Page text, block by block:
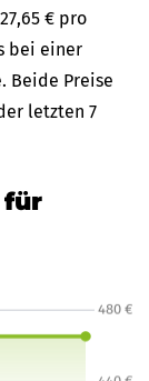
€ pro
bei einer
Beide Preise
letzten 7
für